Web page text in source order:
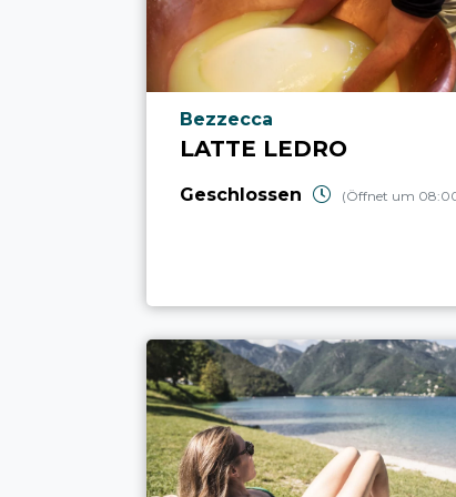
aria.poi_location_prefix
Bezzecca
LATTE LEDRO
Geschlossen (Öffnet um